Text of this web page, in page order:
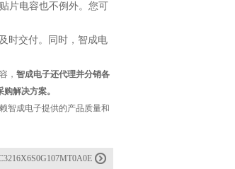
片电容也不例外。您可
时交付。同时，智成电
， 智成电子还代理并分销各
解决方案。
智成电子提供的产品质量和